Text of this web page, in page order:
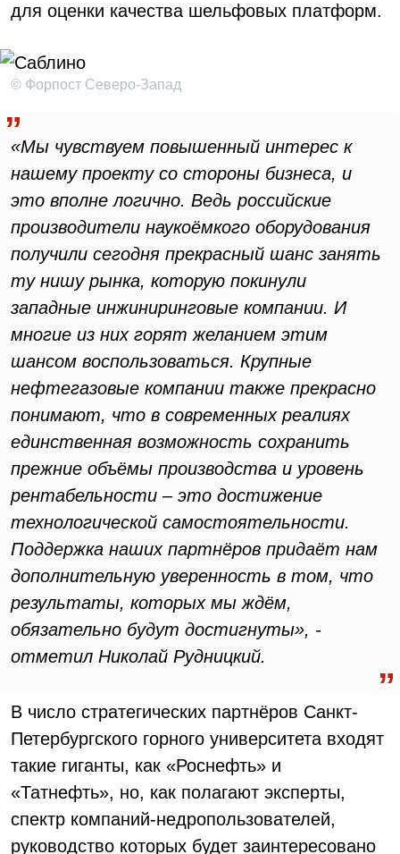
для оценки качества шельфовых платформ.
© Форпост Северо-Запад
«Мы чувствуем повышенный интерес к
нашему проекту со стороны бизнеса, и
это вполне логично. Ведь российские
производители наукоёмкого оборудования
получили сегодня прекрасный шанс занять
ту нишу рынка, которую покинули
западные инжиниринговые компании. И
многие из них горят желанием этим
шансом воспользоваться. Крупные
нефтегазовые компании также прекрасно
понимают, что в современных реалиях
единственная возможность сохранить
прежние объёмы производства и уровень
рентабельности – это достижение
технологической самостоятельности.
Поддержка наших партнёров придаёт нам
дополнительную уверенность в том, что
результаты, которых мы ждём,
обязательно будут достигнуты», -
отметил Николай Рудницкий.
В число стратегических партнёров Санкт-
Петербургского горного университета входят
такие гиганты, как «Роснефть» и
«Татнефть», но, как полагают эксперты,
спектр компаний-недропользователей,
руководство которых будет заинтересовано